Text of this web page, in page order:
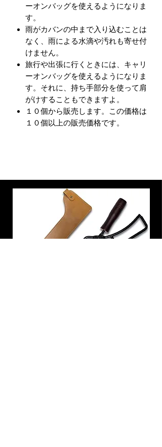
ーオンバッグを使えるようになりま
す。
雨がカバンの中まで入り込むことは
なく、雨による水滴や汚れも寄せ付
けません。
旅行や出張に行くときには、キャリ
ーオンバッグを使えるようになりま
す。それに、持ち手部分を使って肩
がけすることもできますよ。
１０個から販売します。この価格は
１０個以上の販売価格です。